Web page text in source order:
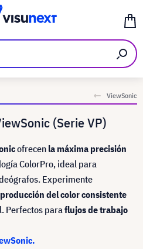
ViewSonic
(Serie VP)
ofrecen la máxima precisión
ColorPro, ideal para
Experimente
del color consistente
Perfectos paraflujos de trabajo